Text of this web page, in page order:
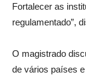
Fortalecer as
regulamentado”,
O magistrado
de vários países